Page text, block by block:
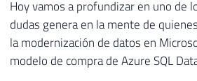
Hoy vamos a profundizar en uno de
dudas genera en la mente de
la modernización de datos en
modelo de compra de Azure SQL